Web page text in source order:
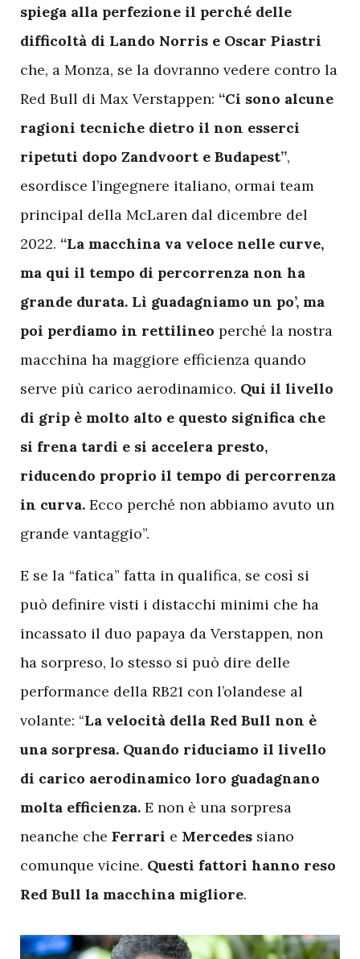
spiega alla perfezione il perché delle
difficoltà di Lando Norris e Oscar Piastri
che, a Monza, se la dovranno vedere contro la
Red Bull di Max Verstappen: “Ci sono alcune
ragioni tecniche dietro il non esserci
ripetuti dopo Zandvoort e Budapest”,
esordisce l’ingegnere italiano, ormai team
principal della McLaren dal dicembre del
2022. “La macchina va veloce nelle curve,
ma qui il tempo di percorrenza non ha
grande durata. Lì guadagniamo un po’, ma
poi perdiamo in rettilineo perché la nostra
macchina ha maggiore efficienza quando
serve più carico aerodinamico. Qui il livello
di grip è molto alto e questo significa che
si frena tardi e si accelera presto,
riducendo proprio il tempo di percorrenza
in curva. Ecco perché non abbiamo avuto un
grande vantaggio”.
E se la “fatica” fatta in qualifica, se così si
può definire visti i distacchi minimi che ha
incassato il duo papaya da Verstappen, non
ha sorpreso, lo stesso si può dire delle
performance della RB21 con l’olandese al
volante: “La velocità della Red Bull non è
una sorpresa. Quando riduciamo il livello
di carico aerodinamico loro guadagnano
molta efficienza. E non è una sorpresa
neanche che Ferrari e Mercedes siano
comunque vicine. Questi fattori hanno reso
Red Bull la macchina migliore.